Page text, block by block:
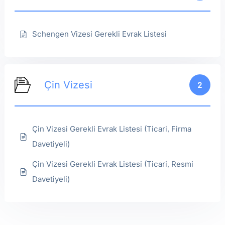
Schengen Vizesi Gerekli Evrak Listesi
Çin Vizesi 2
Çin Vizesi Gerekli Evrak Listesi (Ticari, Firma
Davetiyeli)
Çin Vizesi Gerekli Evrak Listesi (Ticari, Resmi
Davetiyeli)